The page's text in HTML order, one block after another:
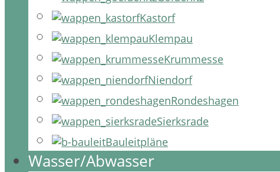
Kastorf
Klempau
Krummesse
Niendorf
Rondeshagen
Sierksrade
Bauleitpläne
Wasser/Abwasser